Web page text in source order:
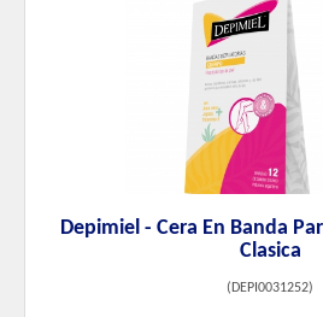
Depimiel - Cera En Banda
Clasica
( DEPI0031252)